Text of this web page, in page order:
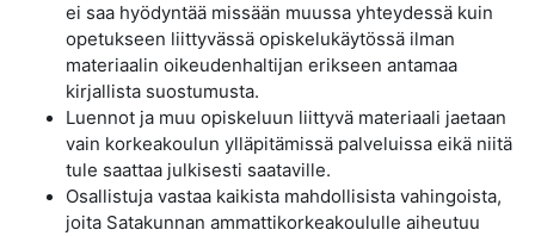
ei saa hyödyntää missään muussa yhteydessä kuin
opetukseen liittyvässä opiskelukäytössä ilman
materiaalin oikeudenhaltijan erikseen antamaa
kirjallista suostumusta.
Luennot ja muu opiskeluun liittyvä materiaali jaetaan
vain korkeakoulun ylläpitämissä palveluissa eikä niitä
tule saattaa julkisesti saataville.
Osallistuja vastaa kaikista mahdollisista vahingoista,
joita Satakunnan ammattikorkeakoululle aiheutuu